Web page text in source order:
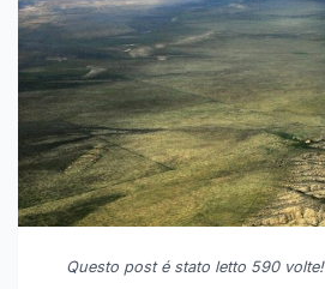
Questo post é stato letto 590 volte!